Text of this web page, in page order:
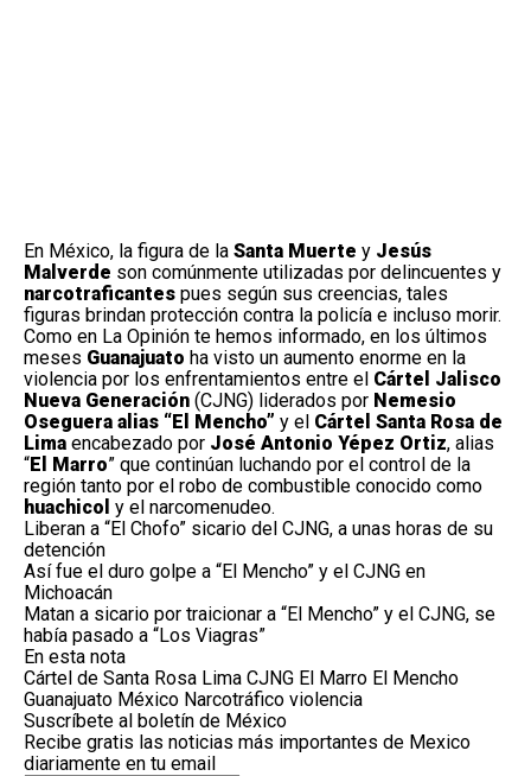
En México, la figura de la Santa Muerte y Jesús
Malverde son comúnmente utilizadas por delincuentes y
narcotraficantes pues según sus creencias, tales
figuras brindan protección contra la policía e incluso morir.
Como en La Opinión te hemos informado, en los últimos
meses Guanajuato ha visto un aumento enorme en la
violencia por los enfrentamientos entre el Cártel Jalisco
Nueva Generación (CJNG) liderados por Nemesio
Oseguera alias “El Mencho” y el Cártel Santa Rosa de
Lima encabezado por José Antonio Yépez Ortiz, alias
“El Marro” que continúan luchando por el control de la
región tanto por el robo de combustible conocido como
huachicol y el narcomenudeo.
Liberan a “El Chofo” sicario del CJNG, a unas horas de su
detención
Así fue el duro golpe a “El Mencho” y el CJNG en
Michoacán
Matan a sicario por traicionar a “El Mencho” y el CJNG, se
había pasado a “Los Viagras”
En esta nota
Cártel de Santa Rosa Lima CJNG El Marro El Mencho
Guanajuato México Narcotráfico violencia
Suscríbete al boletín de México
Recibe gratis las noticias más importantes de Mexico
diariamente en tu email